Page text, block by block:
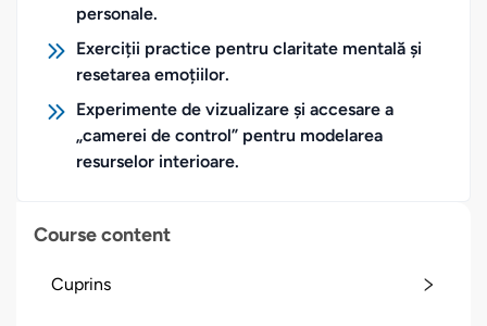
Course content
Cuprins
personale.
Exerciții practice pentru claritate mentală și
resetarea emoțiilor.
Experimente de vizualizare și accesare a
„camerei de control” pentru modelarea
resurselor interioare.